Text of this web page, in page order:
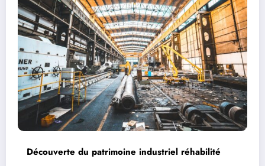
Découverte du patrimoine industriel réhabilité